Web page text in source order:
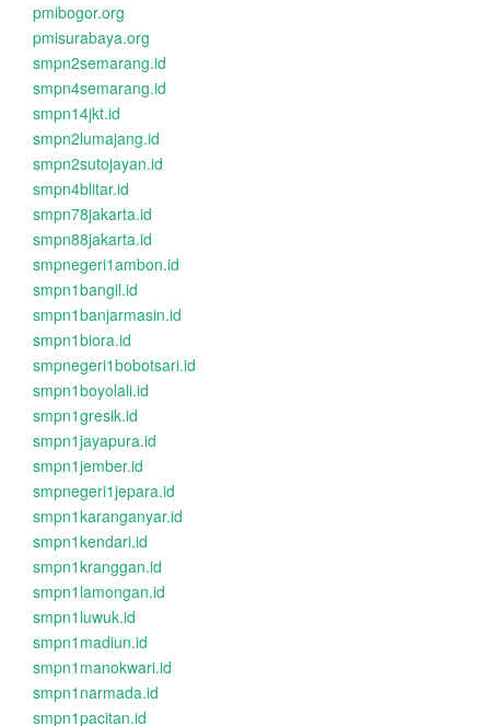
pmibogor.org
pmisurabaya.org
smpn2semarang.id
smpn4semarang.id
smpn14jkt.id
smpn2lumajang.id
smpn2sutojayan.id
smpn4blitar.id
smpn78jakarta.id
smpn88jakarta.id
smpnegeri1ambon.id
smpn1bangil.id
smpn1banjarmasin.id
smpn1biora.id
smpnegeri1bobotsari.id
smpn1boyolali.id
smpn1gresik.id
smpn1jayapura.id
smpn1jember.id
smpnegeri1jepara.id
smpn1karanganyar.id
smpn1kendari.id
smpn1kranggan.id
smpn1lamongan.id
smpn1luwuk.id
smpn1madiun.id
smpn1manokwari.id
smpn1narmada.id
smpn1pacitan.id